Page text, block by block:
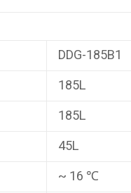
DDG-185B1
185L
185L
45L
~ 16 ℃